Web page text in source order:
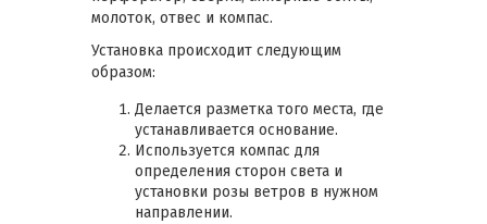
молоток, отвес и компас.
Установка происходит следующим
образом:
Делается разметка того места, где
устанавливается основание.
Используется компас для
определения сторон света и
установки розы ветров в нужном
направлении.